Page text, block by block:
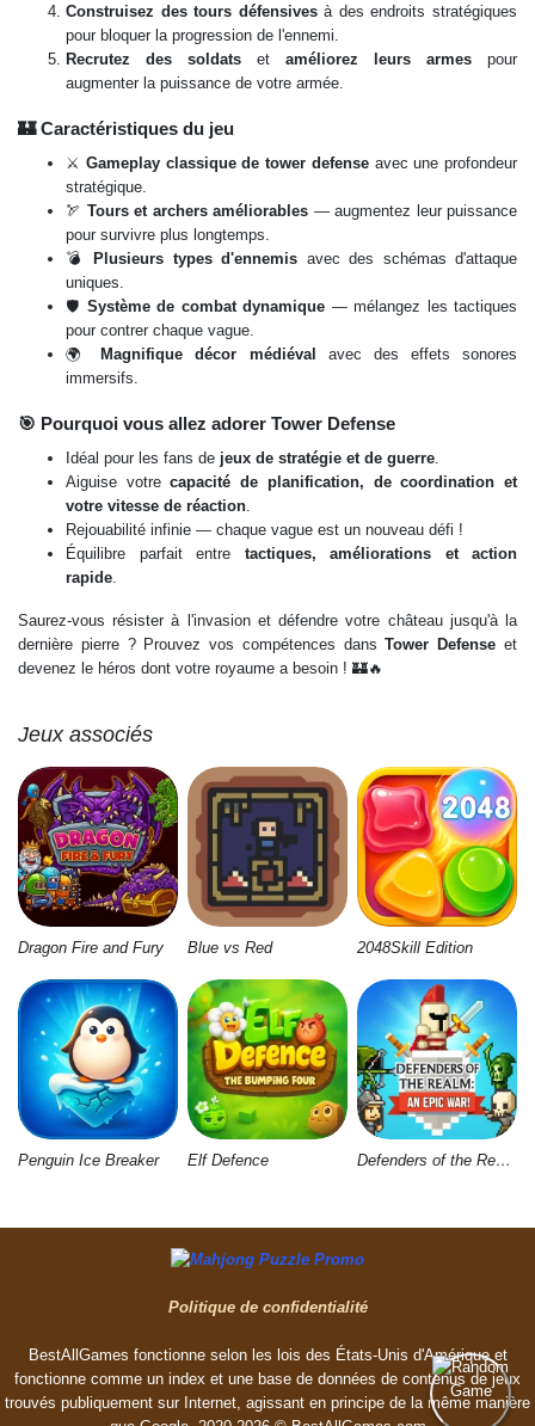
Construisez des tours défensivesà des endroits stratégiques
pour bloquer la progression de l'ennemi.
Recrutez des soldats et améliorez leurs armes pour
augmenter la puissance de votre armée.
🏰 Caractéristiques du jeu
⚔️ Gameplay classique de tower defenseavec une profondeur
stratégique.
🏹 Tours et archers améliorables — augmentez leur puissance
pour survivre plus longtemps.
💣 Plusieurs types d'ennemis avec des schémas d'attaque
uniques.
🛡️ Système de combat dynamique — mélangez les tactiques
pour contrer chaque vague.
🌍Magnifique décor médiéval avec des effets sonores
immersifs.
🎯 Pourquoi vous allez adorer Tower Defense
Idéal pour les fans de jeux de stratégie et de guerre
Aiguise votrecapacité de planification, de coordination et
votre vitesse de réaction
Rejouabilité infinie — chaque vague est un nouveau défi !
Équilibre parfait entre tactiques, améliorations et action
rapide
Saurez-vous résister à l'invasion et défendre votre château jusqu'à la
dernière pierre ? Prouvez vos compétences dansTower Defense et
devenez le héros dont votre royaume a besoin ! 🏰🔥
Jeux associés
Dragon Fire and Fury Blue vs Red 2048Skill Edition
Penguin Ice Breaker Elf Defence Defenders of the Realm: An Epic War
Politique de confidentialité
BestAllGames fonctionne selon les lois des États-Unis d'Amérique et
fonctionne comme un index et une base de données de contenus de jeux
trouvés publiquement sur Internet, agissant en principe de la même manière